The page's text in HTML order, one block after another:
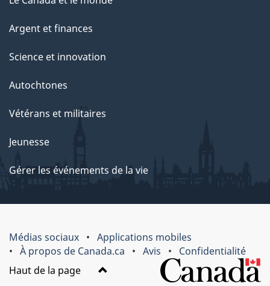
Argent et finances
Science et innovation
Autochtones
Vétérans et militaires
Jeunesse
Gérer les événements de la vie
Médias sociaux
Applications mobiles
À propos de Canada.ca
Avis
Confidentialité
Haut de la page